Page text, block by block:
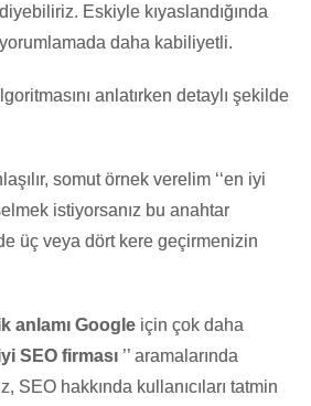
Eskiyle kıyaslandığında
daha kabiliyetli.
anlatırken detaylı şekilde
somut örnek verelim ‘‘en iyi
istiyorsanız bu anahtar
üç veya dört kere geçirmenizin
anlamı Google için çok daha
SEO firması ’’ aramalarında
SEO hakkında kullanıcıları tatmin